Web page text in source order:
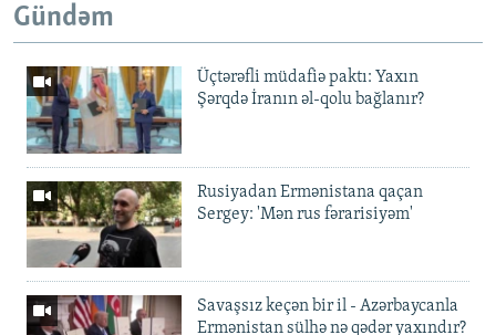
Gündəm
Üçtərəfli müdafiə paktı: Yaxın
Şərqdə İranın əl-qolu bağlanır?
Rusiyadan Ermənistana qaçan
Sergey: 'Mən rus fərarisiyəm'
Savaşsız keçən bir il - Azərbaycanla
Ermənistan sülhə nə qədər yaxındır?